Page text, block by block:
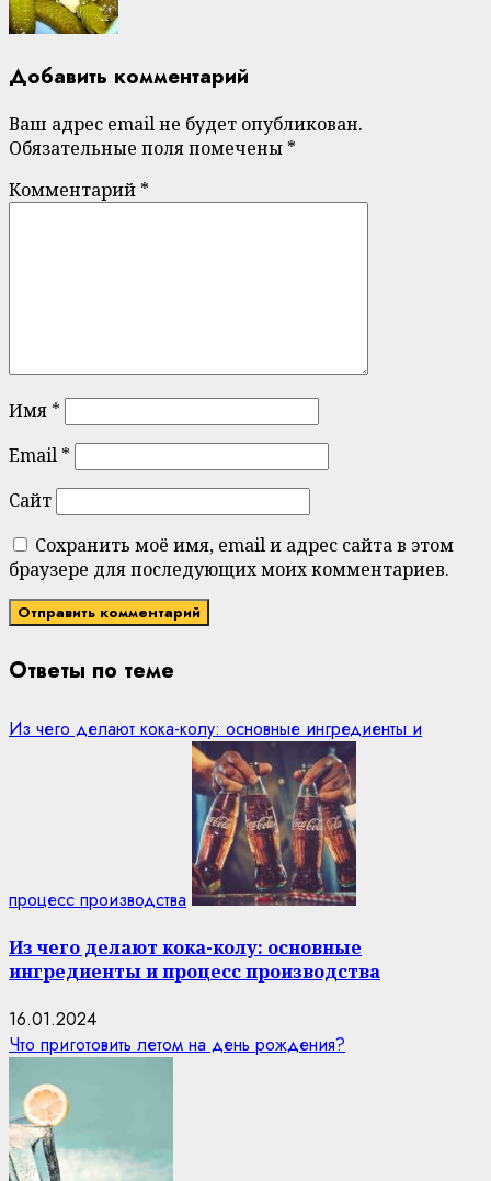
Добавить комментарий
Ваш адрес email не будет опубликован.
Обязательные поля помечены *
Комментарий *
Имя *
Email *
Сайт
Сохранить моё имя, email и адрес сайта в этом
браузере для последующих моих комментариев.
Ответы по теме
Из чего делают кока-колу: основные ингредиенты и
процесс производства
Из чего делают кока-колу: основные
ингредиенты и процесс производства
16.01.2024
Что приготовить летом на день рождения?